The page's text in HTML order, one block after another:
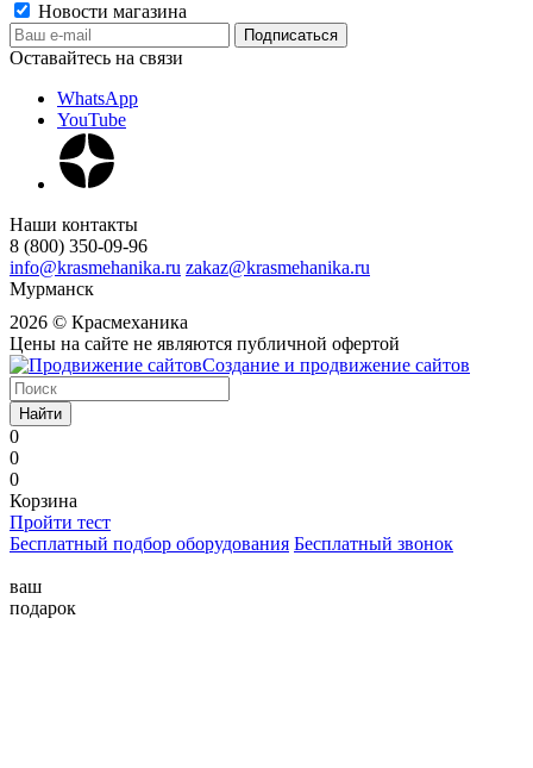
Новости магазина
Оставайтесь на связи
WhatsApp
YouTube
Наши контакты
8 (800) 350-09-96
info@krasmehanika.ru zakaz@krasmehanika.ru
Мурманск
2026 © Красмеханика
Цены на сайте не являются публичной офертой
Создание и продвижение сайтов
Найти
0
0
0
Корзина
Пройти тест
Бесплатный подбор оборудования Бесплатный звонок
ваш
подарок